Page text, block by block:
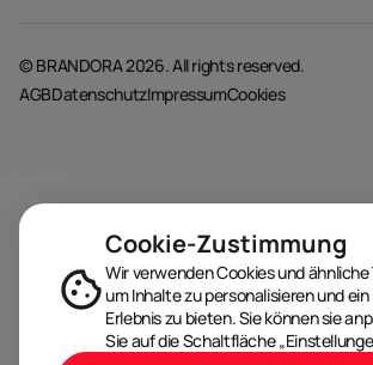
© BRANDORA 2026. All rights reserved.
AGBDatenschutzImpressumCookies
Cookie-Zustimmung
Wir verwenden Cookies und
um Inhalte zu personalisieren und
Erlebnis zu bieten. Sie können sie
Sie auf die Schaltfläche